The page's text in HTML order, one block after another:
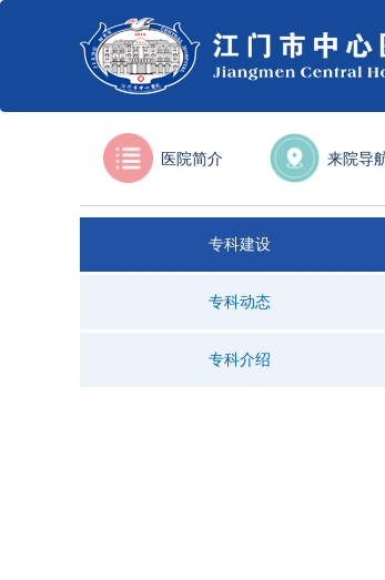
医院简介 来院导
专科建设
专科动态
专科介绍